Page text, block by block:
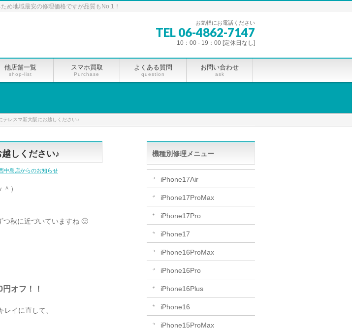
め地域最安の修理価格ですが品質もNo.1！
お気軽にお電話ください
TEL 06-4862-7147
10：00 - 19：00 [定休日なし]
他店舗一覧
shop-list
スマホ買取
Purchase
よくある質問
question
お問い合わせ
ask
テレスマ新大阪にお越しください♪
しください♪
中島店からのお知らせ
）
つ秋に近づいていますね 🙂
円オフ！！
イに直して、
機種別修理メニュー
iPhone17Air
iPhone17ProMax
iPhone17Pro
iPhone17
iPhone16ProMax
iPhone16Pro
iPhone16Plus
iPhone16
iPhone15ProMax